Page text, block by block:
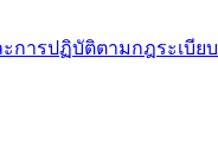
การปฏิบัติตามกฎระเบียบ​​